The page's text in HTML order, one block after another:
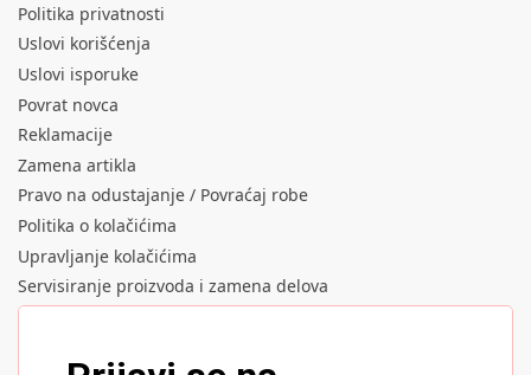
Politika privatnosti
Uslovi korišćenja
Uslovi isporuke
Povrat novca
Reklamacije
Zamena artikla
Pravo na odustajanje / Povraćaj robe
Politika o kolačićima
Upravljanje kolačićima
Servisiranje proizvoda i zamena delova